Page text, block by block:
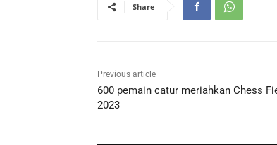
Share
Previous article
600 pemain catur meriahkan Chess
2023